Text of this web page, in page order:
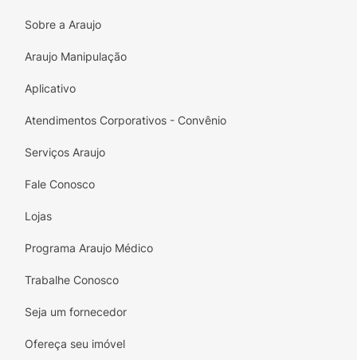
blush
Sobre a Araujo
Araujo Manipulação
Aplicativo
Atendimentos Corporativos - Convênio
Serviços Araujo
Fale Conosco
Lojas
Programa Araujo Médico
Trabalhe Conosco
Seja um fornecedor
Ofereça seu imóvel